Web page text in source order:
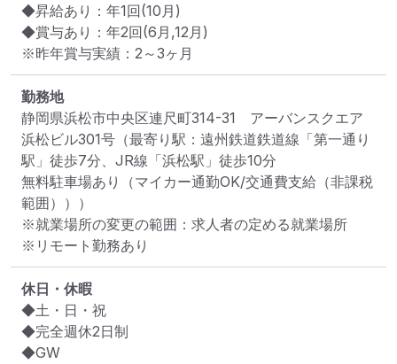
◆昇給あり：年1回(10月)
◆賞与あり：年2回(6月,12月)
※昨年賞与実績：2～3ヶ月
勤務地
静岡県浜松市中央区連尺町314-31　アーバンスクエア
浜松ビル301号 （最寄り駅：遠州鉄道鉄道線「第一通り
駅」徒歩7分、JR線「浜松駅」徒歩10分
無料駐車場あり（マイカー通勤OK/交通費支給（非課税
範囲）））
※就業場所の変更の範囲：求人者の定める就業場所
※リモート勤務あり
休日・休暇
◆土・日・祝
◆完全週休2日制
◆GW